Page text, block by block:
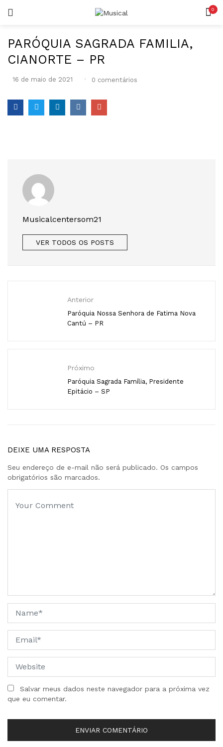
0
Lembrar-me
PARÓQUIA SAGRADA FAMILIA,
CIANORTE – PR
16 de maio de 2021 0 comentários
Musicalcentersom21
VER TODOS OS POSTS
Anterior
Paróquia Nossa Senhora de Fatima Nova
Cantú – PR
Próximo
Paróquia Sagrada Família, Presidente
Epitácio – SP
DEIXE UMA RESPOSTA
Seu endereço de e-mail não será publicado. Os campos
obrigatórios são marcados.
Salvar meus dados neste navegador para a próxima vez
que eu comentar.